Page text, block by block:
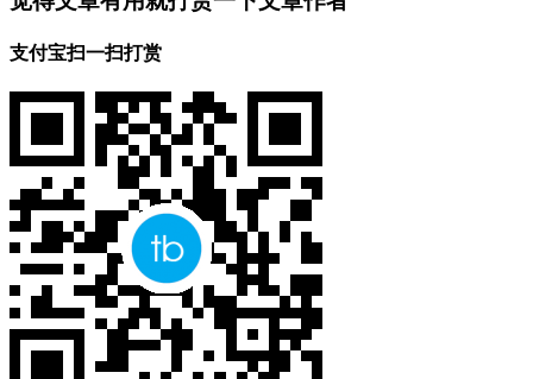
支付宝扫一扫打赏